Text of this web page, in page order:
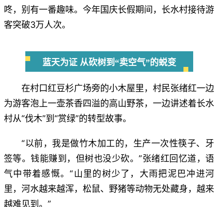
咚，别有一番趣味。今年国庆长假期间，长水村接待游
客突破3万人次。
蓝天为证 从砍树到“卖空气”的蜕变
在村口红豆杉广场旁的小木屋里，村民张绪红一边
为游客泡上一壶茶香四溢的高山野茶，一边讲述着长水
村从“伐木”到“赏绿”的转型故事。
“以前，我是做竹木加工的，生产一次性筷子、牙
签等。钱能赚到，但树也没少砍。”张绪红回忆道，语
气中带着感慨。“山里的树少了，大雨把泥巴冲进河
里，河水越来越浑，松鼠、野猪等动物无处藏身，越来
越难见到。”